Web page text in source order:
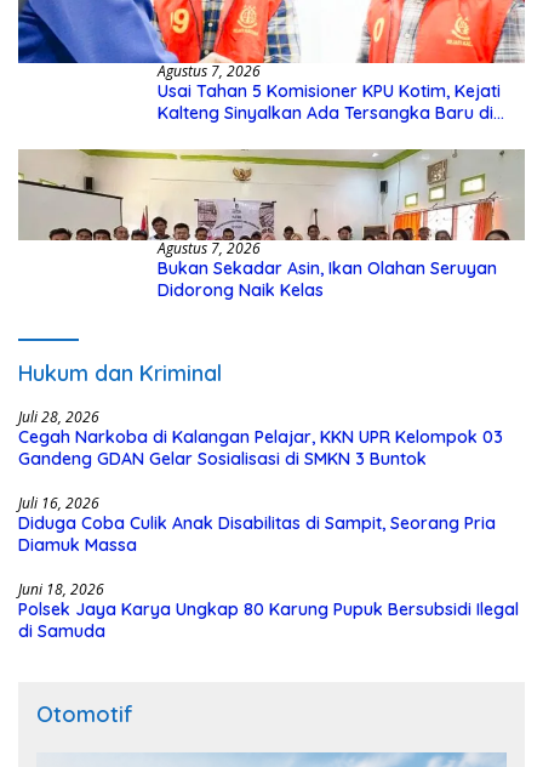
Agustus 7, 2026
Usai Tahan 5 Komisioner KPU Kotim, Kejati
Kalteng Sinyalkan Ada Tersangka Baru di
Agustus 7, 2026
Bukan Sekadar Asin, Ikan Olahan Seruyan
Didorong Naik Kelas
Hukum dan Kriminal
Juli 28, 2026
Cegah Narkoba di Kalangan Pelajar, KKN UPR Kelompok 03
Gandeng GDAN Gelar Sosialisasi di SMKN 3 Buntok
Juli 16, 2026
Diduga Coba Culik Anak Disabilitas di Sampit, Seorang Pria
Diamuk Massa
Juni 18, 2026
Polsek Jaya Karya Ungkap 80 Karung Pupuk Bersubsidi Ilegal
di Samuda
Otomotif